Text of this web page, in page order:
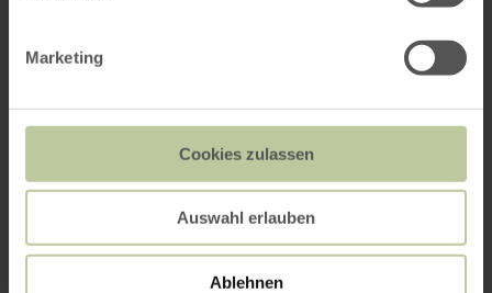
Marketing
Cookies zulassen
Auswahl erlauben
Ablehnen